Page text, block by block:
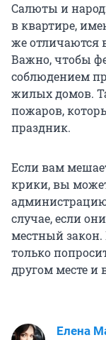
Салюты и
в квартире,
же отличаются
Важно, чтобы
соблюдением
жилых домов.
пожаров,
праздник.
Если вам
крики, вы
случае, если
местный
только
другом месте и
Елена